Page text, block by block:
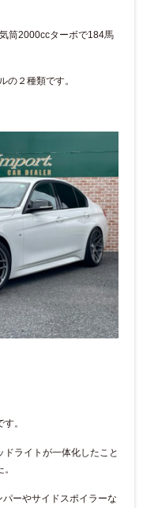
筒2000ccターボで184馬
の２種類です。
。
ライトが一体化したこと
ーやサイドスポイラーな